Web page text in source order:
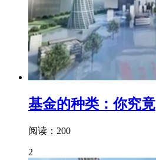
基金的种类：你究竟
阅读：200
2